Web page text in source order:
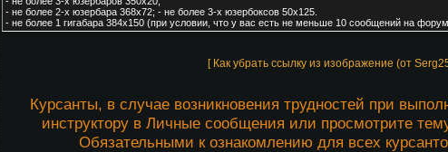
- не более 2-x юзербара 368х72; - не более 3-х юзербоксов 50х125.
- не более 1 гигабара 384х150 (при условии, что у вас есть не меньше 10 сообщений на
[ Как убрать ссылку из изображение (от
Курсанты, в случае возникновения трудностей при
инструктору в Личные сообщения или просмотрите
Обязательными к ознакомлению для всех